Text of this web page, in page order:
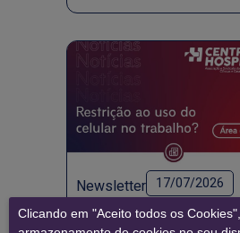
Clicando em "Aceito todos os
Newsletter 17/07/2026
Restrição ao uso do
celular no trabalho?